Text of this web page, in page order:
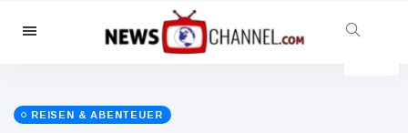
Kategorien
Soziales & Spaß
(5614)
REISEN & ABENTEUER